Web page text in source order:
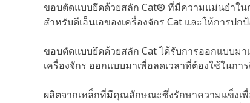
ขอบตัดแบบยึดด้วยสลัก Cat® ที่มีความแม่นยำใน
สำหรับดีเอ็นเอของเครื่องจักร Cat และให้การปก
ขอบตัดแบบยึดด้วยสลัก Cat ได้รับการออกแบบม
เครื่องจักร ออกแบบมาเพื่อลดเวลาที่ต้องใช้ในก
ผลิตจากเหล็กที่มีคุณลักษณะซึ่งรักษาความแข็งเ